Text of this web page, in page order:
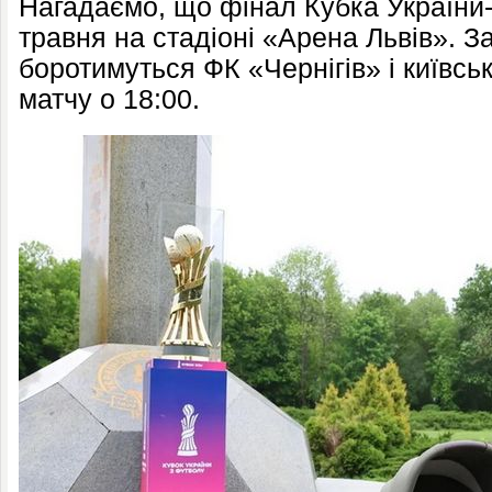
Нагадаємо, що фінал Кубка
травня на стадіоні «Арена Львів».
боротимуться ФК «Чернігів» і
матчу о 18:00.